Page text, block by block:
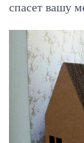
спасет вашу